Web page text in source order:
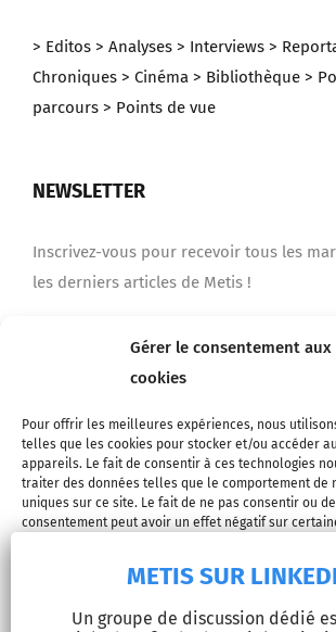
Gérer le consentement aux
cookies
Pour offrir les meilleures expériences, nous
telles que les cookies pour stocker et/ou accéder
appareils. Le fait de consentir à ces technologies
traiter des données telles que le comportement de
uniques sur ce site. Le fait de ne pas consentir ou
consentement peut avoir un effet négatif sur
> Editos > Analyses > Interviews >
Chroniques > Cinéma > Bibliothèque >
parcours > Points de vue
NEWSLETTER
Inscrivez-vous pour recevoir tous les
les derniers articles de Metis !
© Copyright 2026 - METIS EUROPE | Tous
Mentions légales
METIS SUR
Un groupe de discussion dédié